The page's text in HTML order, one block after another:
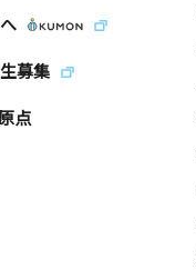
募集
点